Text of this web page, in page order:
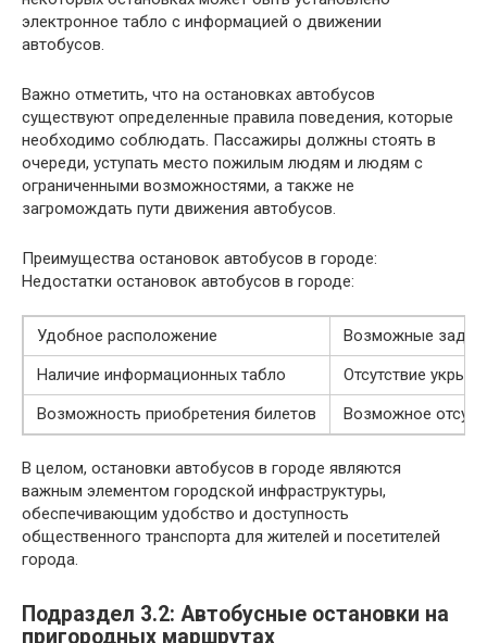
электронное табло с информацией о движении
автобусов.
Важно отметить, что на остановках автобусов
существуют определенные правила поведения, которые
необходимо соблюдать. Пассажиры должны стоять в
очереди, уступать место пожилым людям и людям с
ограниченными возможностями, а также не
загромождать пути движения автобусов.
Преимущества остановок автобусов в городе:
Недостатки остановок автобусов в городе:
Удобное расположение
Возможные
Наличие информационных табло
Отсутствие
Возможность приобретения билетов
Возможное
В целом, остановки автобусов в городе являются
важным элементом городской инфраструктуры,
обеспечивающим удобство и доступность
общественного транспорта для жителей и посетителей
города.
Подраздел 3.2: Автобусные остановки на
пригородных маршрутах